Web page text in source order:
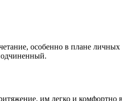
особенно в плане
им легко и